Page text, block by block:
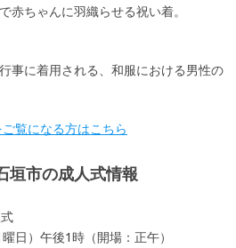
赤ちゃんに羽織らせる祝い着。
事に着用される、和服における男性の
覧になる方はこちら
垣市の成人式情報
日）午後1時（開場：正午）